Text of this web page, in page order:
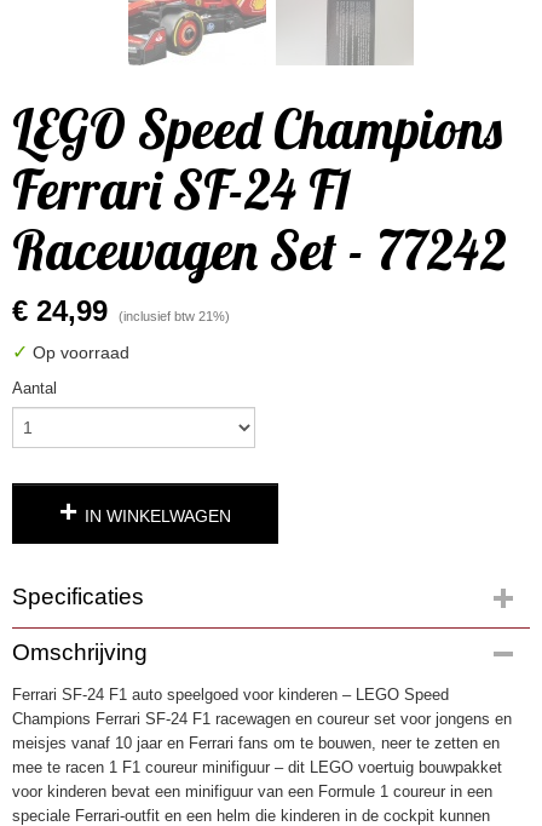
LEGO Speed Champions
Ferrari SF-24 F1
Racewagen Set - 77242
€ 24,99 (inclusief btw 21%)
✓ Op voorraad
Aantal
IN WINKELWAGEN
Specificaties
Productcode
4738
EAN code
5702017816098
Omschrijving
Ferrari SF-24 F1 auto speelgoed voor kinderen – LEGO Speed
Champions Ferrari SF-24 F1 racewagen en coureur set voor jongens en
meisjes vanaf 10 jaar en Ferrari fans om te bouwen, neer te zetten en
mee te racen 1 F1 coureur minifiguur – dit LEGO voertuig bouwpakket
voor kinderen bevat een minifiguur van een Formule 1 coureur in een
speciale Ferrari-outfit en een helm die kinderen in de cockpit kunnen